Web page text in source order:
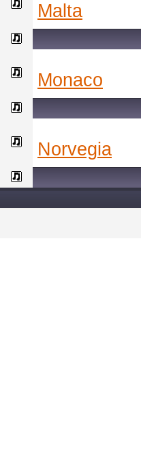
malta
monaco
norvegia